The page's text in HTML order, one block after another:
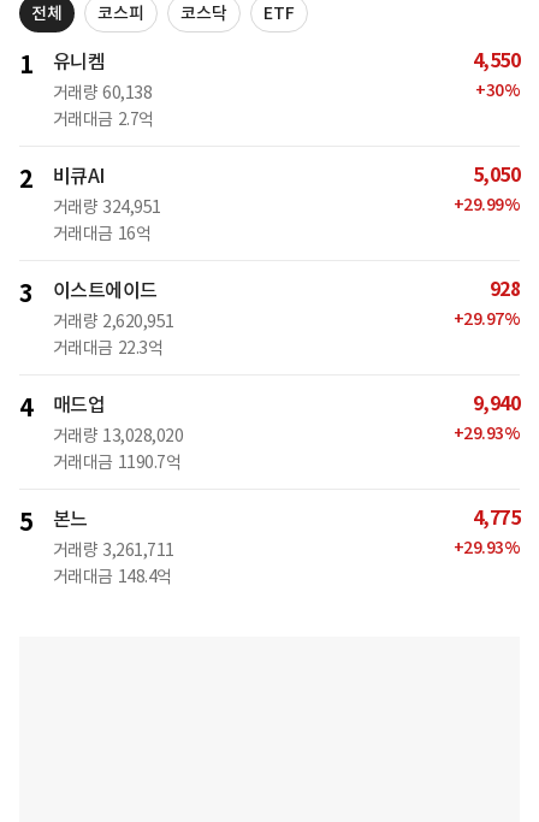
전체 코스피 코스닥 ETF
1 유니켐
거래량 60,138
거래대금 2.7억
4,550
+30%
2 비큐AI
거래량 324,951
거래대금 16억
5,050
+29.99%
3 이스트에이드
거래량 2,620,951
거래대금 22.3억
928
+29.97%
4 매드업
거래량 13,028,020
거래대금 1190.7억
9,940
+29.93%
5 본느
거래량 3,261,711
거래대금 148.4억
4,775
+29.93%